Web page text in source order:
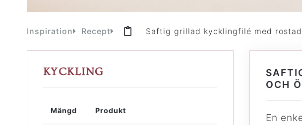
Inspiration Recept Saftig grillad kycklingfilé med
KYCKLING
Mängd Produkt
OCH
En